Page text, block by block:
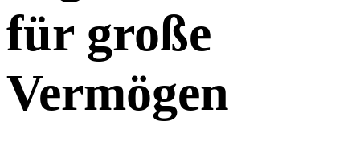
für große
Vermögen